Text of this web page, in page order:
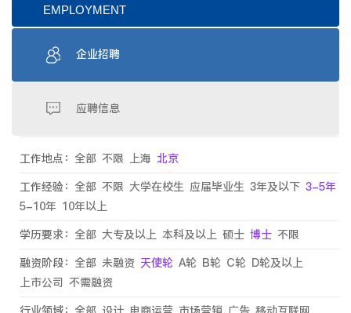
EMPLOYMENT
企业招聘
应聘信息
工作地点： 全部 不限 上海 北京
工作经验： 全部 不限 大学在校生 应届毕业生 3年及以下 3-5年
5-10年 10年以上
学历要求： 全部 大专及以上 本科及以上 硕士 博士 不限
融资阶段： 全部 未融资 天使轮 A轮 B轮 C轮 D轮及以上
上市公司 不需融资